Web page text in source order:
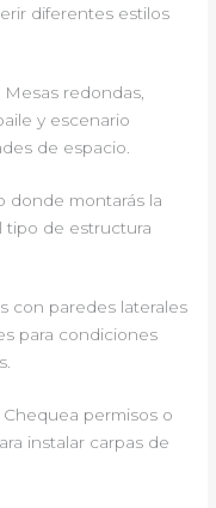
diferentes estilos
Mesas redondas,
y escenario
de espacio.
donde montarás la
tipo de estructura
con paredes laterales
para condiciones
Chequea permisos o
instalar carpas de